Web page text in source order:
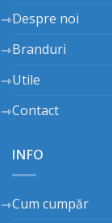
Despre noi
Branduri
Utile
Contact
INFO
Cum cumpăr